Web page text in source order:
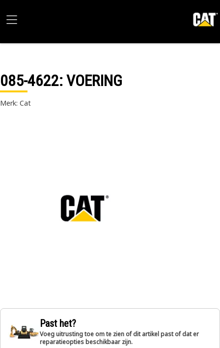
085-4622: VOERING
Merk: Cat
Past het?
Voeg uitrusting toe om te zien of dit artikel past of dat er
reparatieopties beschikbaar zijn.